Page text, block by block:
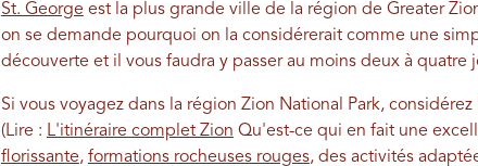
St. George est la plus grande ville de la région de Greater
on se demande pourquoi on la considérerait comme une
découverte et il vous faudra y passer au moins deux à
Si vous voyagez dans la région Zion National Park,
(Lire : L'itinéraire complet Zion Qu'est-ce qui en fait une
florissante, formations rocheuses rouges, des activités